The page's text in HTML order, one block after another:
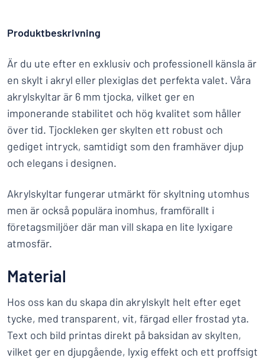
Produktbeskrivning
Är du ute efter en exklusiv och professionell känsla är
en skylt i akryl eller plexiglas det perfekta valet. Våra
akrylskyltar är 6 mm tjocka, vilket ger en
imponerande stabilitet och hög kvalitet som håller
över tid. Tjockleken ger skylten ett robust och
gediget intryck, samtidigt som den framhäver djup
och elegans i designen.
Akrylskyltar fungerar utmärkt för skyltning utomhus
men är också populära inomhus, framförallt i
företagsmiljöer där man vill skapa en lite lyxigare
atmosfär.
Material
Hos oss kan du skapa din akrylskylt helt efter eget
tycke, med transparent, vit, färgad eller frostad yta.
Text och bild printas direkt på baksidan av skylten,
vilket ger en djupgående, lyxig effekt och ett proffsigt